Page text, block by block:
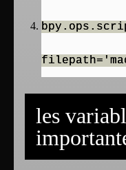
les